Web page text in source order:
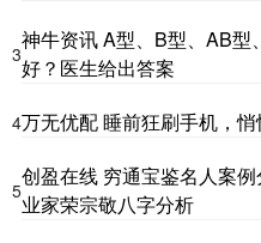
3
神牛资讯 A型、B型、AB型
好？医生给出答案
4万无优配 睡前狂刷手机，
5
创盈在线 穷通宝鉴名人案
业家荣宗敬八字分析